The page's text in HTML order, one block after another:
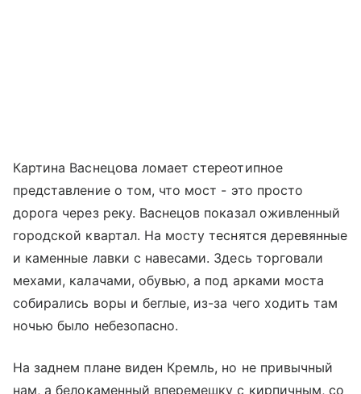
Картина Васнецова ломает стереотипное
представление о том, что мост - это просто
дорога через реку. Васнецов показал оживленный
городской квартал. На мосту теснятся деревянные
и каменные лавки с навесами. Здесь торговали
мехами, калачами, обувью, а под арками моста
собирались воры и беглые, из-за чего ходить там
ночью было небезопасно.
На заднем плане виден Кремль, но не привычный
нам, а белокаменный вперемешку с кирпичным, со